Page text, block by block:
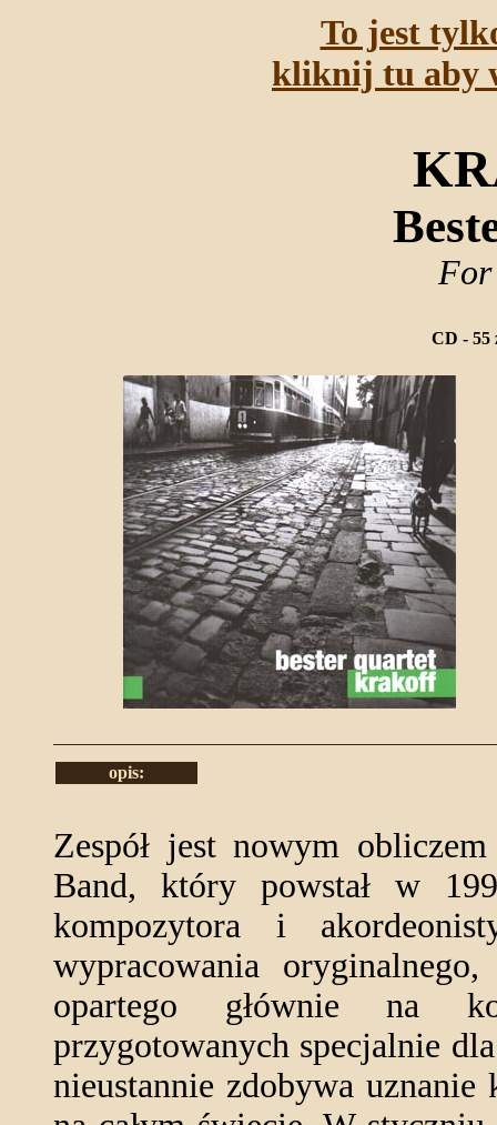
To jest
kliknij tu aby
For
CD - 55
opis:
Zespół jest nowym
Band, który powstał w
kompozytora i
wypracowania
opartego głównie na
przygotowanych specjalnie
nieustannie zdobywa